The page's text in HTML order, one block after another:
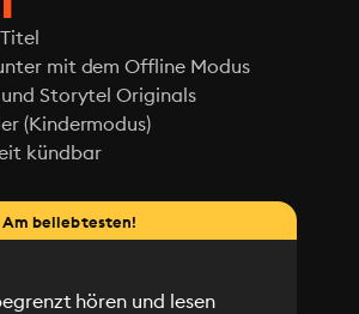
mit dem Offline Modus
Storytel Originals
(Kindermodus)
kündbar
Am beliebtesten!
hören und lesen